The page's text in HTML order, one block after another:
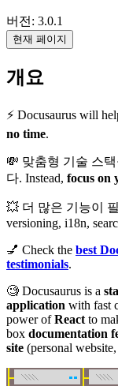
버전: 3.0.1
현재 페이지
개요
⚡️ Docusaurus will
no time.
💸 맞춤형 기술 스
다. Instead, focus on
💥 더 많은 기능이
versioning, i18n,
💅 Check the best
testimonials.
🧐 Docusaurus is a
application with fast
power ofReact to
box documentation
site (personal